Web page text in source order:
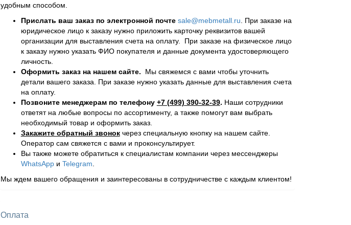
удобным способом.
Прислать ваш заказ по электронной почте sale@mebmetall.ru. При заказе на
юридическое лицо к заказу нужно приложить карточку реквизитов вашей
организации для выставления счета на оплату. При заказе на физическое лицо
к заказу нужно указать ФИО покупателя и данные документа удостоверяющего
личность.
Оформить заказ на нашем сайте. Мы свяжемся с вами чтобы уточнить
детали вашего заказа. При заказе нужно указать данные для выставления счета
на оплату.
Позвоните менеджерам по телефону +7 (499) 390-32-39. Наши сотрудники
ответят на любые вопросы по ассортименту, а также помогут вам выбрать
необходимый товар и оформить заказ.
Закажите обратный звонокчерез специальную кнопку на нашем сайте.
Оператор сам свяжется с вами и проконсультирует.
Вы также можете обратиться к специалистам компании через мессенджеры
WhatsAppи Telegram.
Мы ждем вашего обращения и заинтересованы в сотрудничестве с каждым клиентом!
Оплата